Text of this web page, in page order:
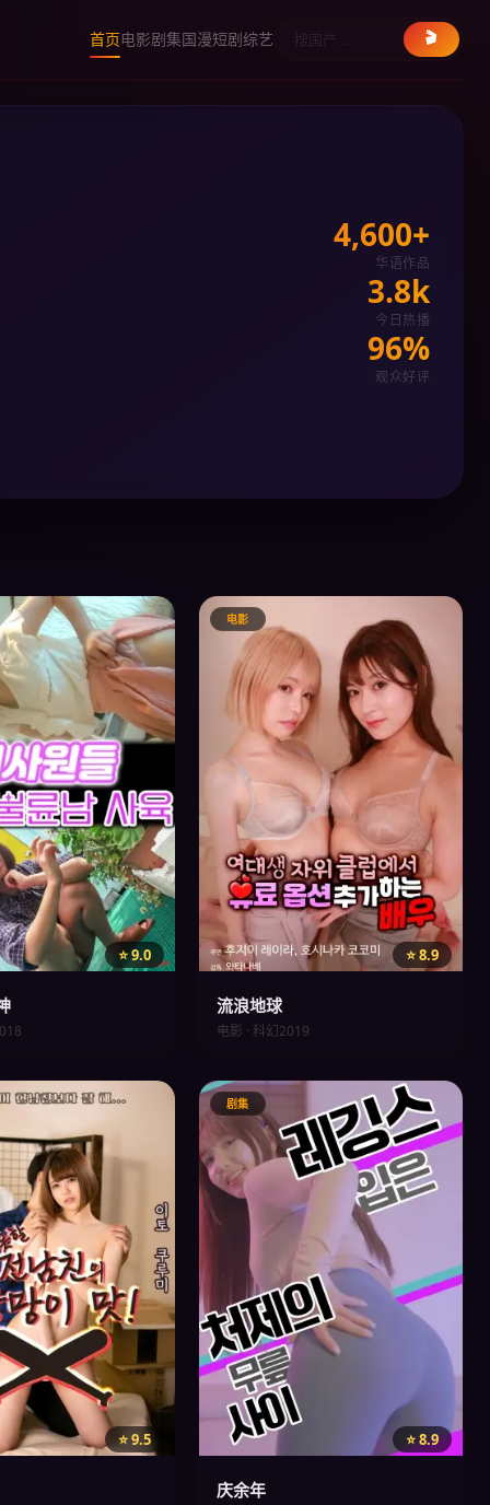
首页电影剧集国漫短剧综艺 🎬
4,600+
华语作品
3.8k
今日热播
96%
观众好评
⭐ 9.0
电影
⭐ 8.9
流浪地球
电影 · 科幻2019
⭐ 9.5
剧集
⭐ 8.9
庆余年